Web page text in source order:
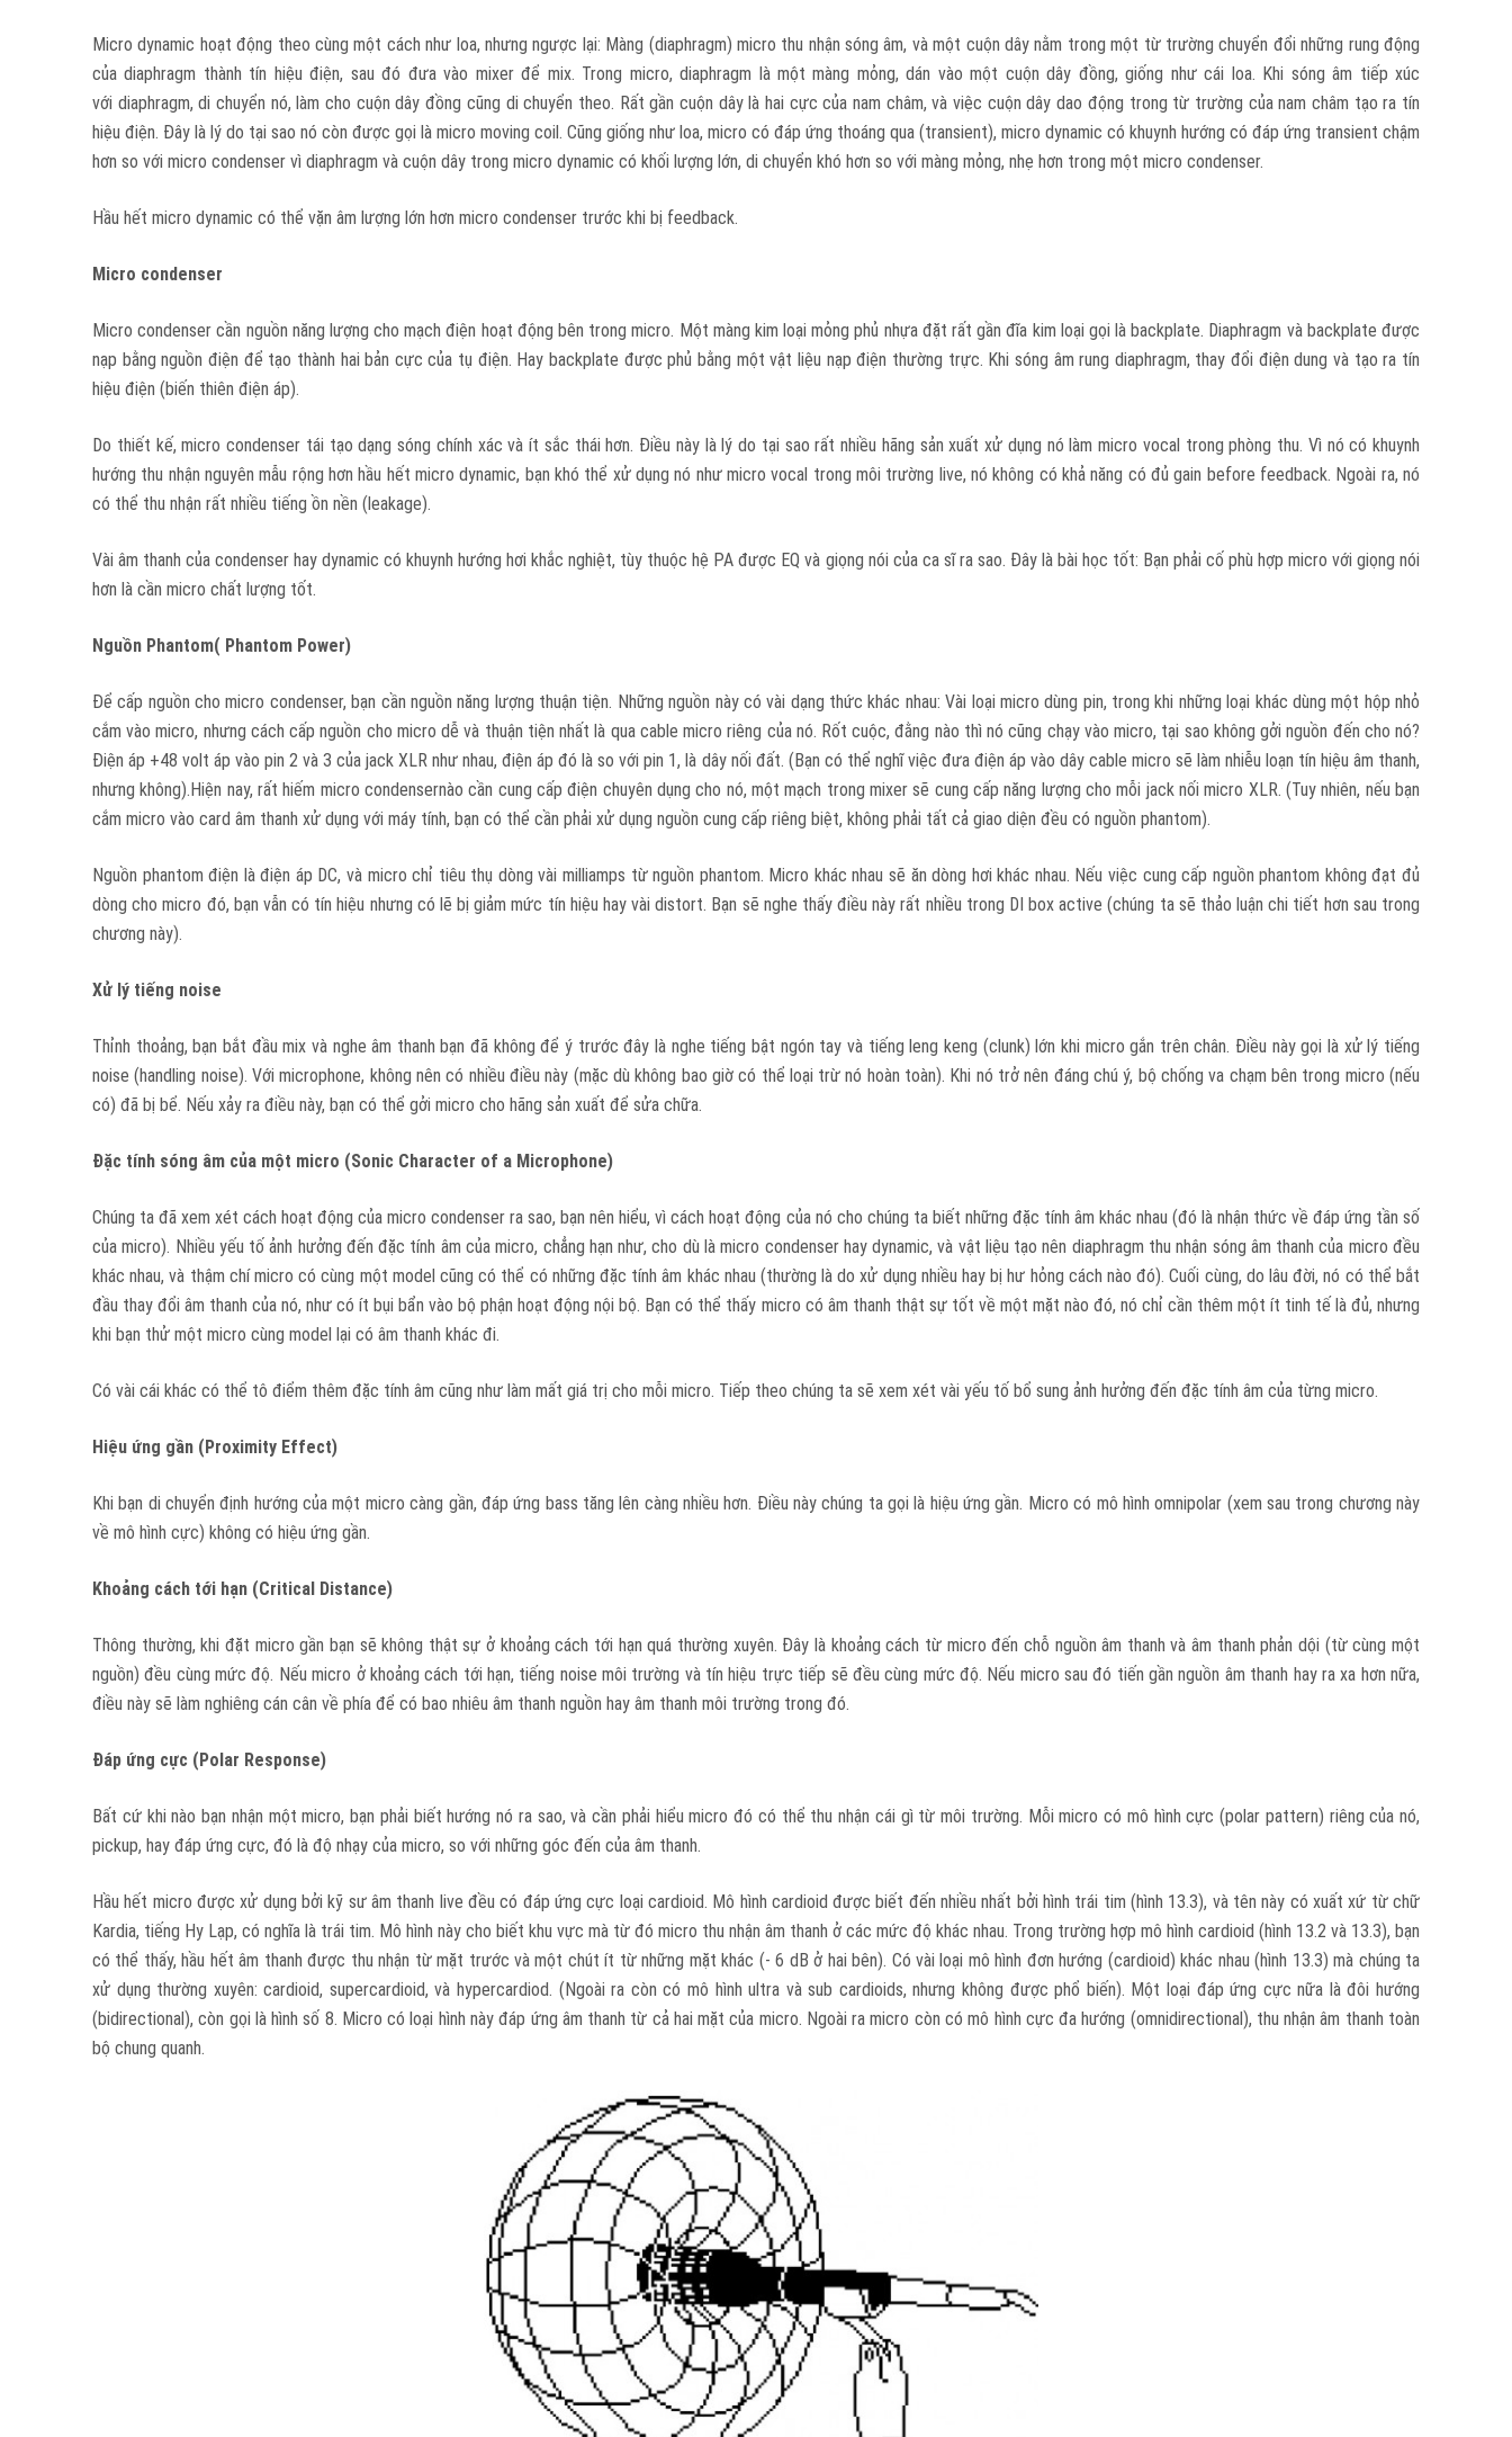
Micro dynamic hoạt động theo cùng một cách như loa, nhưng ngược lại: Màng (diaphragm) micro thu nhận sóng âm, và một cuộn dây nằm trong một từ trường chuyển đổi những rung động
của diaphragm thành tín hiệu điện, sau đó đưa vào mixer để mix. Trong micro, diaphragm là một màng mỏng, dán vào một cuộn dây đồng, giống như cái loa. Khi sóng âm tiếp xúc
với diaphragm, di chuyển nó, làm cho cuộn dây đồng cũng di chuyển theo. Rất gần cuộn dây là hai cực của nam châm, và việc cuộn dây dao động trong từ trường của nam châm tạo ra tín
hiệu điện. Đây là lý do tại sao nó còn được gọi là micro moving coil. Cũng giống như loa, micro có đáp ứng thoáng qua (transient), micro dynamic có khuynh hướng có đáp ứng transient chậm
hơn so với micro condenser vì diaphragm và cuộn dây trong micro dynamic có khối lượng lớn, di chuyển khó hơn so với màng mỏng, nhẹ hơn trong một micro condenser.
Hầu hết micro dynamic có thể vặn âm lượng lớn hơn micro condenser trước khi bị feedback.
Micro condenser
Micro condenser cần nguồn năng lượng cho mạch điện hoạt động bên trong micro. Một màng kim loại mỏng phủ nhựa đặt rất gần đĩa kim loại gọi là backplate. Diaphragm và backplate được
nạp bằng nguồn điện để tạo thành hai bản cực của tụ điện. Hay backplate được phủ bằng một vật liệu nạp điện thường trực. Khi sóng âm rung diaphragm, thay đổi điện dung và tạo ra tín
hiệu điện (biến thiên điện áp).
Do thiết kế, micro condenser tái tạo dạng sóng chính xác và ít sắc thái hơn. Điều này là lý do tại sao rất nhiều hãng sản xuất xử dụng nó làm micro vocal trong phòng thu. Vì nó có khuynh
hướng thu nhận nguyên mẫu rộng hơn hầu hết micro dynamic, bạn khó thể xử dụng nó như micro vocal trong môi trường live, nó không có khả năng có đủ gain before feedback. Ngoài ra, nó
có thể thu nhận rất nhiều tiếng ồn nền (leakage).
Vài âm thanh của condenser hay dynamic có khuynh hướng hơi khắc nghiệt, tùy thuộc hệ PA được EQ và giọng nói của ca sĩ ra sao. Đây là bài học tốt: Bạn phải cố phù hợp micro với giọng nói
hơn là cần micro chất lượng tốt.
Nguồn Phantom( Phantom Power)
Để cấp nguồn cho micro condenser, bạn cần nguồn năng lượng thuận tiện. Những nguồn này có vài dạng thức khác nhau: Vài loại micro dùng pin, trong khi những loại khác dùng một hộp nhỏ
cắm vào micro, nhưng cách cấp nguồn cho micro dễ và thuận tiện nhất là qua cable micro riêng của nó. Rốt cuộc, đằng nào thì nó cũng chạy vào micro, tại sao không gởi nguồn đến cho nó?
Điện áp +48 volt áp vào pin 2 và 3 của jack XLR như nhau, điện áp đó là so với pin 1, là dây nối đất. (Bạn có thể nghĩ việc đưa điện áp vào dây cable micro sẽ làm nhiễu loạn tín hiệu âm thanh,
nhưng không).Hiện nay, rất hiếm micro condensernào cần cung cấp điện chuyên dụng cho nó, một mạch trong mixer sẽ cung cấp năng lượng cho mỗi jack nối micro XLR. (Tuy nhiên, nếu bạn
cắm micro vào card âm thanh xử dụng với máy tính, bạn có thể cần phải xử dụng nguồn cung cấp riêng biệt, không phải tất cả giao diện đều có nguồn phantom).
Nguồn phantom điện là điện áp DC, và micro chỉ tiêu thụ dòng vài milliamps từ nguồn phantom. Micro khác nhau sẽ ăn dòng hơi khác nhau. Nếu việc cung cấp nguồn phantom không đạt đủ
dòng cho micro đó, bạn vẫn có tín hiệu nhưng có lẽ bị giảm mức tín hiệu hay vài distort. Bạn sẽ nghe thấy điều này rất nhiều trong DI box active (chúng ta sẽ thảo luận chi tiết hơn sau trong
chương này).
Xử lý tiếng noise
Thỉnh thoảng, bạn bắt đầu mix và nghe âm thanh bạn đã không để ý trước đây là nghe tiếng bật ngón tay và tiếng leng keng (clunk) lớn khi micro gắn trên chân. Điều này gọi là xử lý tiếng
noise (handling noise). Với microphone, không nên có nhiều điều này (mặc dù không bao giờ có thể loại trừ nó hoàn toàn). Khi nó trở nên đáng chú ý, bộ chống va chạm bên trong micro (nếu
có) đã bị bể. Nếu xảy ra điều này, bạn có thể gởi micro cho hãng sản xuất để sửa chữa.
Đặc tính sóng âm của một micro (Sonic Character of a Microphone)
Chúng ta đã xem xét cách hoạt động của micro condenser ra sao, bạn nên hiểu, vì cách hoạt động của nó cho chúng ta biết những đặc tính âm khác nhau (đó là nhận thức về đáp ứng tần số
của micro). Nhiều yếu tố ảnh hưởng đến đặc tính âm của micro, chẳng hạn như, cho dù là micro condenser hay dynamic, và vật liệu tạo nên diaphragm thu nhận sóng âm thanh của micro đều
khác nhau, và thậm chí micro có cùng một model cũng có thể có những đặc tính âm khác nhau (thường là do xử dụng nhiều hay bị hư hỏng cách nào đó). Cuối cùng, do lâu đời, nó có thể bắt
đầu thay đổi âm thanh của nó, như có ít bụi bẩn vào bộ phận hoạt động nội bộ. Bạn có thể thấy micro có âm thanh thật sự tốt về một mặt nào đó, nó chỉ cần thêm một ít tinh tế là đủ, nhưng
khi bạn thử một micro cùng model lại có âm thanh khác đi.
Có vài cái khác có thể tô điểm thêm đặc tính âm cũng như làm mất giá trị cho mỗi micro. Tiếp theo chúng ta sẽ xem xét vài yếu tố bổ sung ảnh hưởng đến đặc tính âm của từng micro.
Hiệu ứng gần (Proximity Effect)
Khi bạn di chuyển định hướng của một micro càng gần, đáp ứng bass tăng lên càng nhiều hơn. Điều này chúng ta gọi là hiệu ứng gần. Micro có mô hình omnipolar (xem sau trong chương này
về mô hình cực) không có hiệu ứng gần.
Khoảng cách tới hạn (Critical Distance)
Thông thường, khi đặt micro gần bạn sẽ không thật sự ở khoảng cách tới hạn quá thường xuyên. Đây là khoảng cách từ micro đến chỗ nguồn âm thanh và âm thanh phản dội (từ cùng một
nguồn) đều cùng mức độ. Nếu micro ở khoảng cách tới hạn, tiếng noise môi trường và tín hiệu trực tiếp sẽ đều cùng mức độ. Nếu micro sau đó tiến gần nguồn âm thanh hay ra xa hơn nữa,
điều này sẽ làm nghiêng cán cân về phía để có bao nhiêu âm thanh nguồn hay âm thanh môi trường trong đó.
Đáp ứng cực (Polar Response)
Bất cứ khi nào bạn nhận một micro, bạn phải biết hướng nó ra sao, và cần phải hiểu micro đó có thể thu nhận cái gì từ môi trường. Mỗi micro có mô hình cực (polar pattern) riêng của nó,
pickup, hay đáp ứng cực, đó là độ nhạy của micro, so với những góc đến của âm thanh.
Hầu hết micro được xử dụng bởi kỹ sư âm thanh live đều có đáp ứng cực loại cardioid. Mô hình cardioid được biết đến nhiều nhất bởi hình trái tim (hình 13.3), và tên này có xuất xứ từ chữ
Kardia, tiếng Hy Lạp, có nghĩa là trái tim. Mô hình này cho biết khu vực mà từ đó micro thu nhận âm thanh ở các mức độ khác nhau. Trong trường hợp mô hình cardioid (hình 13.2 và 13.3), bạn
có thể thấy, hầu hết âm thanh được thu nhận từ mặt trước và một chút ít từ những mặt khác (- 6 dB ở hai bên). Có vài loại mô hình đơn hướng (cardioid) khác nhau (hình 13.3) mà chúng ta
xử dụng thường xuyên: cardioid, supercardioid, và hypercardiod. (Ngoài ra còn có mô hình ultra và sub cardioids, nhưng không được phổ biến). Một loại đáp ứng cực nữa là đôi hướng
(bidirectional), còn gọi là hình số 8. Micro có loại hình này đáp ứng âm thanh từ cả hai mặt của micro. Ngoài ra micro còn có mô hình cực đa hướng (omnidirectional), thu nhận âm thanh toàn
bộ chung quanh.